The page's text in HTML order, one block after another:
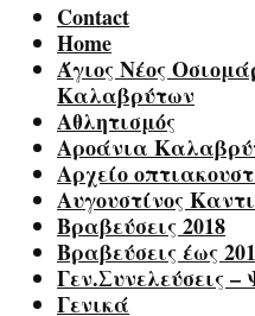
Contact
Home
Άγιος Νέος
Καλαβρύτων
Αθλητισμός
Αροάνια
Αρχείο
Αυγουστίνος
Βραβεύσεις 2018
Βραβεύσεις έως
Γεν.Συνελεύσεις
Γενικά